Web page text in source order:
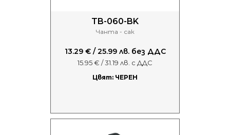
TB-060-BK
Чанта - сак
13.29 € / 25.99 лв. без ДДС
15.95 € / 31.19 лв. с ДДС
Цвят: ЧЕРЕН